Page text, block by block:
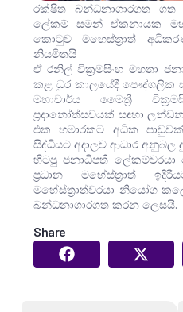
රක්ෂිත බන්ධනාගාරගත
ලේකම් සමන් ඒකනායක
කොටුව මහෙස්ත්‍රාත්
නියමිතයි
ඒ රනිල් වික්‍රමසිංහ මහතා
කළ ධුර කාලයේදී පෞද්ගලික
මහාචාර්ය මෛත්‍රී
ප්‍රදානෝත්සවයක් සඳහා
එක හමාරකට අධික
සිද්ධියට අදාලව ආධාර
හිටපු ජනාධිපති ලේකම්වරයා
ප්‍රධාන මහේස්ත්‍රාත්
මහේස්ත්‍රාත්වරයා නියෝග
බන්ධනාගාරගත කරන ලෙසයි.
Share